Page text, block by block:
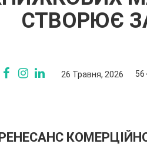
СТВОРЮЄ
26 Травня, 2026 56